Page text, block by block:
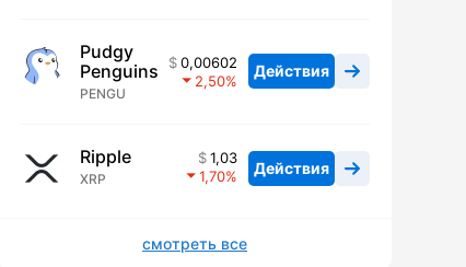
Pudgy
Penguins
PENGU
0,00602
2,50
Действия
Ripple
XRP
1,03
1,70
Действия
смотреть все